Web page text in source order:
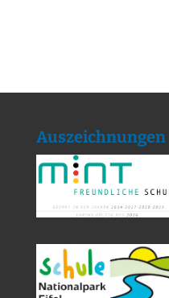
Auszeichnungen